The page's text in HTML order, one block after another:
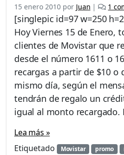
15 enero 2010 por Juan | 1
[singlepic id=97 w=250
Hoy Viernes 15 de Enero,
clientes de Movistar que
desde el número 1611 o
recargas a partir de $10 o
mismo día, según el
tendrán de regalo un
igual al monto recargado.
Lea más »
Etiquetado
Movistar promo